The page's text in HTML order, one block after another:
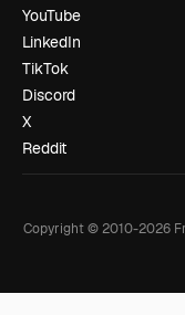
YouTube
LinkedIn
TikTok
Discord
X
Reddit
Copyright © 2010-2026